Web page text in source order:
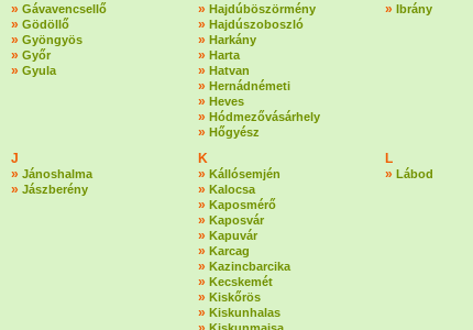
» Gávavencsellő
» Gödöllő
» Gyöngyös
» Győr
» Gyula
» Hajdúböszörmény
» Hajdúszoboszló
» Harkány
» Harta
» Hatvan
» Hernádnémeti
» Heves
» Hódmezővásárhely
» Hőgyész
» Ibrány
J
» Jánoshalma
» Jászberény
K
» Kállósemjén
» Kalocsa
» Kaposmérő
» Kaposvár
» Kapuvár
» Karcag
» Kazincbarcika
» Kecskemét
» Kiskőrös
» Kiskunhalas
L
» Lábod